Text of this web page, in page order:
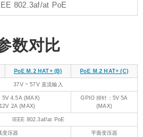
802.3af/at PoE
数对比
PoE M.2 HAT+ (B) PoE M.2 HAT+ (C)
37V ~ 57V 直流输入
5V 4.5A (MAX)
2A (MAX)
GPIO 排针：5V 5A
(MAX)
IEEE 802.3af/at PoE
变压器 平面变压器